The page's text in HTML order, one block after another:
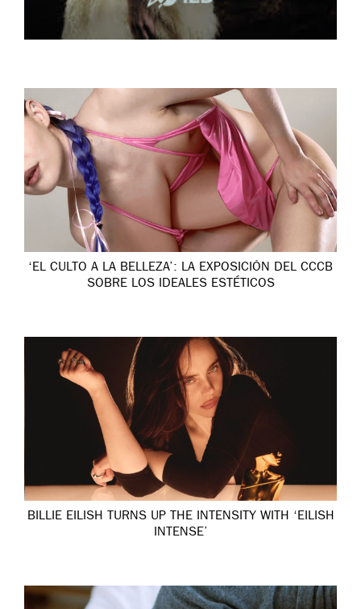
‘EL CULTO A LA BELLEZA’: LA EXPOSICIÓN DEL CCCB
SOBRE LOS IDEALES ESTÉTICOS
BILLIE EILISH TURNS UP THE INTENSITY WITH ‘EILISH
INTENSE’